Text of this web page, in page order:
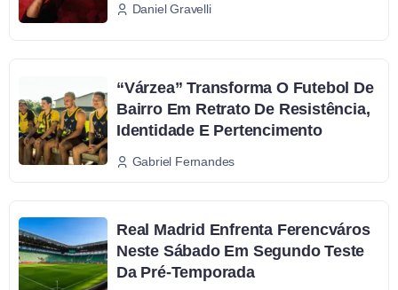
Daniel Gravelli
“Várzea” Transforma O Futebol De
Bairro Em Retrato De Resistência,
Identidade E Pertencimento
Gabriel Fernandes
Real Madrid Enfrenta Ferencváros
Neste Sábado Em Segundo Teste
Da Pré-Temporada